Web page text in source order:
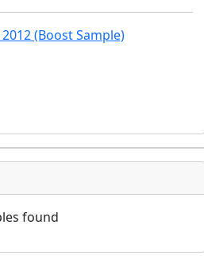
(Boost Sample)
found